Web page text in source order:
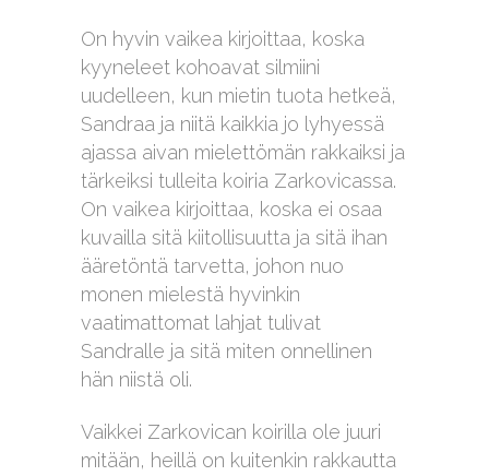
On hyvin vaikea kirjoittaa, koska
kyyneleet kohoavat silmiini
uudelleen, kun mietin tuota hetkeä,
Sandraa ja niitä kaikkia jo lyhyessä
ajassa aivan mielettömän rakkaiksi ja
tärkeiksi tulleita koiria Zarkovicassa.
On vaikea kirjoittaa, koska ei osaa
kuvailla sitä kiitollisuutta ja sitä ihan
ääretöntä tarvetta, johon nuo
monen mielestä hyvinkin
vaatimattomat lahjat tulivat
Sandralle ja sitä miten onnellinen
hän niistä oli.
Vaikkei Zarkovican koirilla ole juuri
mitään, heillä on kuitenkin rakkautta